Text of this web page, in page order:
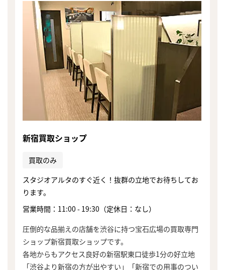
新宿買取ショップ
買取のみ
スタジオアルタのすぐ近く！抜群の立地でお待ちしてお
ります。
営業時間：11:00 - 19:30（定休日：なし）
圧倒的な品揃えの店舗を渋谷に持つ宝石広場の買取専門
ショップ新宿買取ショップです。
各地からもアクセス良好の新宿駅東口徒歩1分の好立地
「渋谷より新宿の方が出やすい」「新宿での用事のつい
まずは
かんたん30秒でお試し査定